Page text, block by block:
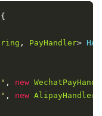
{
, PayHandler>
, new
, new AlipayHandler